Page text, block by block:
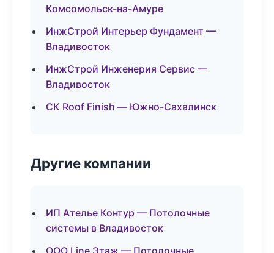
Комсомольск-на-Амуре
ИнжСтрой Интерьер Фундамент —
Владивосток
ИнжСтрой Инженерия Сервис —
Владивосток
СК Roof Finish — Южно-Сахалинск
Другие компании
ИП Ателье Контур — Потолочные
системы в Владивосток
ООО Line Этаж — Потолочные